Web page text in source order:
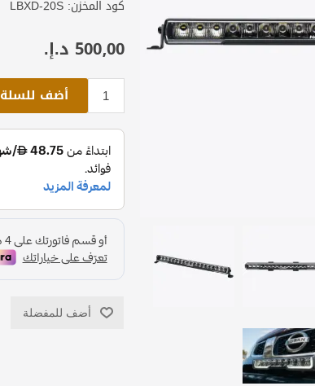
كود المخزن: LBXD-20S
500٫00 د.إ.‏
أضف للسلة
أضف للمفضلة